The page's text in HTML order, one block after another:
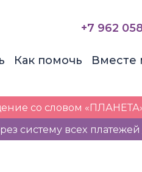
+7 962
Как помочь Вместе
со словом
систему всех платежей